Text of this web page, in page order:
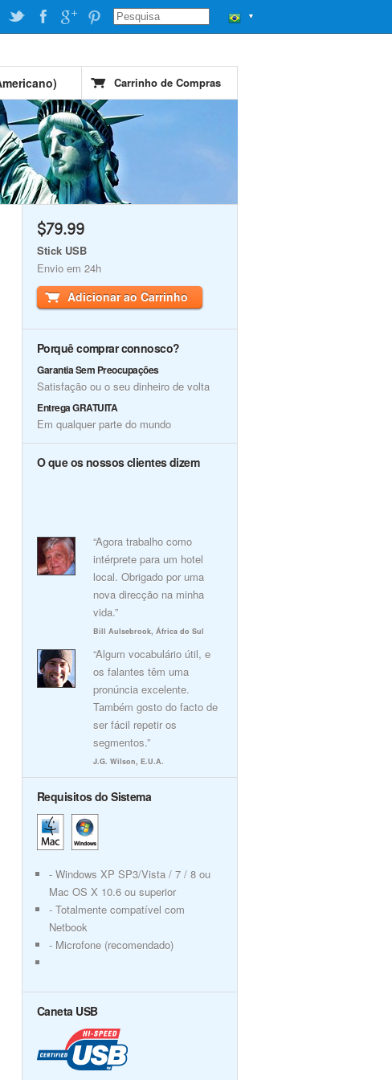
▼
Carrinho de Compras
$79.99
Stick USB
Envio em 24h
Adicionar ao Carrinho
Porquê comprar connosco?
Garantia Sem Preocupações
Satisfação ou o seu dinheiro de volta
Entrega GRATUITA
Em qualquer parte do mundo
O que os nossos clientes dizem
“Agora trabalho como
intérprete para um hotel
local. Obrigado por uma
nova direcção na minha
vida.”
Bill Aulsebrook, África do Sul
“Algum vocabulário útil, e
os falantes têm uma
pronúncia excelente.
Também gosto do facto de
ser fácil repetir os
segmentos.”
J.G. Wilson, E.U.A.
Requisitos do Sistema
- Windows XP SP3/Vista / 7 / 8 ou
Mac OS X 10.6 ou superior
- Totalmente compatível com
Netbook
- Microfone (recomendado)
Caneta USB